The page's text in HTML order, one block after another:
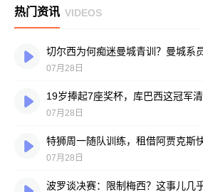
热门资讯 VIDEOS
07月28日
19岁捧起7座奖杯，库巴西这冠军
07月28日
07月28日